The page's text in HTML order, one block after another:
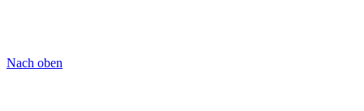
Nach oben